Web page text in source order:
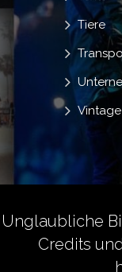
Tiere
Vintage
Unglaubliche
Credits